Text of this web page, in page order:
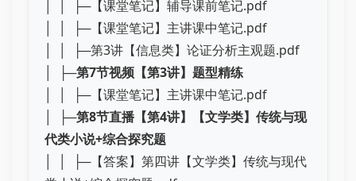
│ │ ├─【课堂笔记】辅导课前笔记.pdf
│ │ ├─【课堂笔记】主讲课中笔记.pdf
│ │ ├─第3讲【信息类】论证分析主观题.pdf
│ ├─第7节视频【第3讲】题型精练
│ │ ├─【课堂笔记】主讲课中笔记.pdf
│ ├─第8节直播【第4讲】【文学类】传统与现
代类小说+综合探究题
│ │ ├─【答案】第四讲【文学类】传统与现代